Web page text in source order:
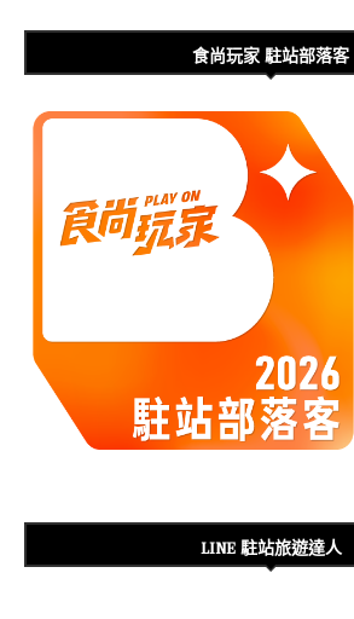
食尚玩家 駐站部落客
LINE 駐站旅遊達人